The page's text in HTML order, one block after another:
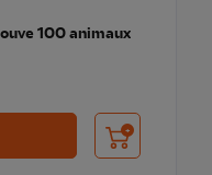
100 animaux
Ajouter au